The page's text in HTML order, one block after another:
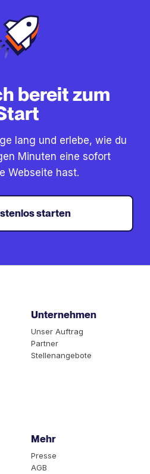
bereit zum
lang und erlebe, wie du
Minuten eine sofort
Webseite hast.
starten
Unternehmen
Unser Auftrag
Partner
Stellenangebote
Mehr
Presse
AGB